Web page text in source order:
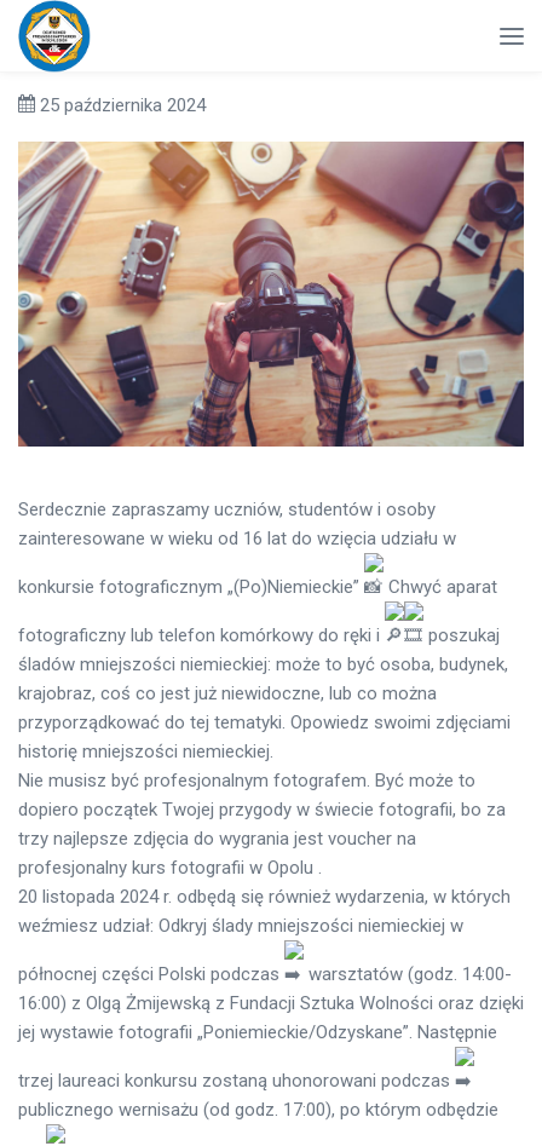
25 października 2024
Serdecznie zapraszamy uczniów, studentów i osoby
zainteresowane w wieku od 16 lat do wzięcia udziału w
konkursie fotograficznym „(Po)Niemieckie” Chwyć aparat
fotograficzny lub telefon komórkowy do ręki i
poszukaj
śladów mniejszości niemieckiej: może to być osoba, budynek,
krajobraz, coś co jest już niewidoczne, lub co można
przyporządkować do tej tematyki. Opowiedz swoimi zdjęciami
historię mniejszości niemieckiej.
Nie musisz być profesjonalnym fotografem. Być może to
dopiero początek Twojej przygody w świecie fotografii, bo za
trzy najlepsze zdjęcia do wygrania jest voucher na
profesjonalny kurs fotografii w Opolu .
20 listopada 2024 r. odbędą się również wydarzenia, w których
weźmiesz udział: Odkryj ślady mniejszości niemieckiej w
północnej części Polski podczas
warsztatów (godz. 14:00-
16:00) z Olgą Żmijewską z Fundacji Sztuka Wolności oraz dzięki
jej wystawie fotografii „Poniemieckie/Odzyskane”. Następnie
trzej laureaci konkursu zostaną uhonorowani podczas
publicznego wernisażu (od godz. 17:00), po którym odbędzie